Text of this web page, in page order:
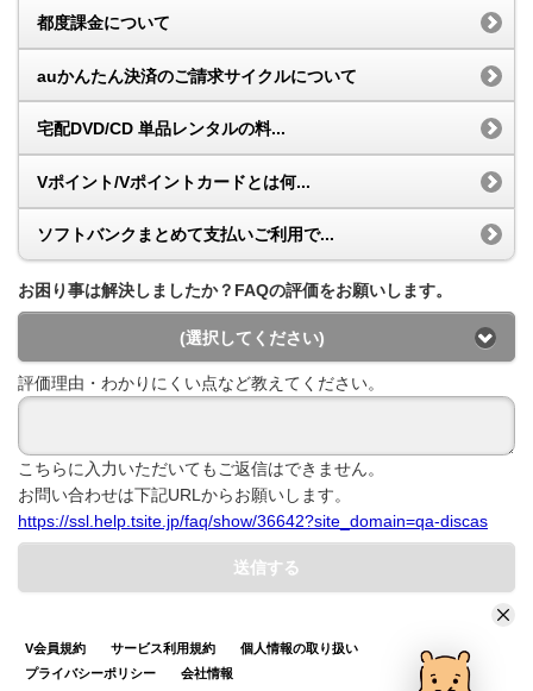
都度課金について
auかんたん決済のご請求サイクルについて
宅配DVD/CD 単品レンタルの料...
Vポイント/Vポイントカードとは何...
ソフトバンクまとめて支払いご利用で...
お困り事は解決しましたか？FAQの評価をお願いします。
(選択してください)
評価理由・わかりにくい点など教えてください。
こちらに入力いただいてもご返信はできません。
お問い合わせは下記URLからお願いします。
https://ssl.help.tsite.jp/faq/show/36642?site_domain=qa-discas
送信する
V会員規約 サービス利用規約
個人情報の取り扱い
プライバシーポリシー
会社情報